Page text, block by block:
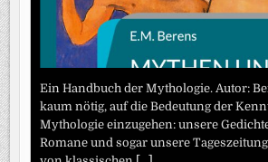
Ein Handbuch der Mythologie. Autor:
kaum nötig, auf die Bedeutung der
Mythologie einzugehen: unsere
Romane und sogar unsere